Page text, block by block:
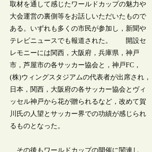
取材を通して感じたワールドカップの魅力や
大会運営の裏側等をお話しいただいたもので
ある。いずれも多くの市民が参加し，新聞や
テレビニュースでも報道された。 開設セ
レモニーには関西，大阪府，兵庫県，神戸
市，芦屋市の各サッカー協会と，神戸FC，
(株)ウィングスタジアムの代表者が出席され，
日本，関西，大阪府の各サッカー協会とヴィ
ッセル神戸から花が贈られるなど，改めて賀
川氏の人望とサッカー界での功績が感じられ
るものとなった。
その後もワールドカップの開催に関連し